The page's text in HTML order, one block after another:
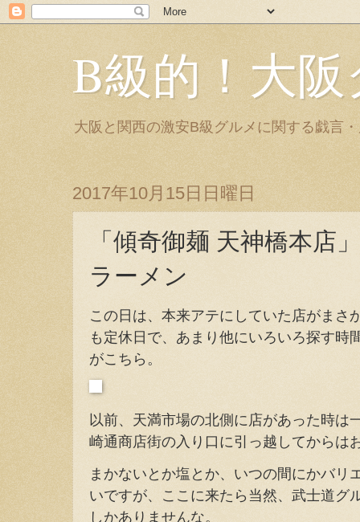
B級的！大
大阪と関西の激安B級グルメに関する戯言
2017年10月15日日曜日
「傾奇御麺 天神橋本店
ラーメン
この日は、本来アテにしていた店がまさ
も定休日で、あまり他にいろいろ探す時
がこちら。
以前、天満市場の北側に店があった時は
崎通商店街の入り口に引っ越してからは
まかないとか塩とか、いつの間にかバリ
いですが、ここに来たら当然、武士道グ
しかありませんな。